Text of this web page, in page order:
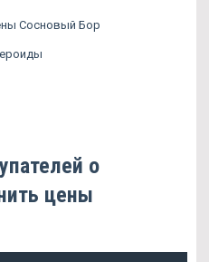
Сосновый Бор
о
цены